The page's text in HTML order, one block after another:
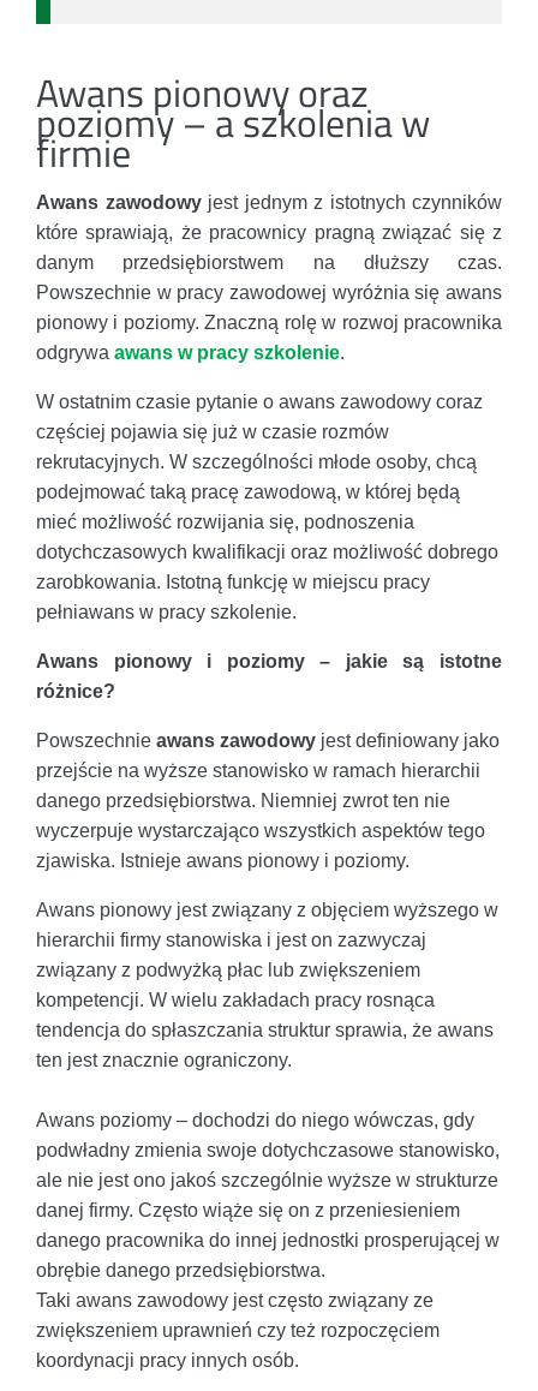
Awans pionowy oraz
poziomy – a szkolenia w
firmie
Awans zawodowyjest jednym z istotnych czynników
które sprawiają, że pracownicy pragną związać się z
danym przedsiębiorstwem na dłuższy czas.
Powszechnie w pracy zawodowej wyróżnia się awans
pionowy i poziomy. Znaczną rolę w rozwoj pracownika
odgrywa awans w pracy szkolenie.
W ostatnim czasie pytanie o awans zawodowy coraz
częściej pojawia się już w czasie rozmów
rekrutacyjnych. W szczególności młode osoby, chcą
podejmować taką pracę zawodową, w której będą
mieć możliwość rozwijania się, podnoszenia
dotychczasowych kwalifikacji oraz możliwość dobrego
zarobkowania. Istotną funkcję w miejscu pracy
pełniawans w pracy szkolenie.
Awans pionowy i poziomy – jakie są istotne
różnice?
Powszechnie awans zawodowy jest definiowany jako
przejście na wyższe stanowisko w ramach hierarchii
danego przedsiębiorstwa. Niemniej zwrot ten nie
wyczerpuje wystarczająco wszystkich aspektów tego
zjawiska. Istnieje awans pionowy i poziomy.
Awans pionowy jest związany z objęciem wyższego w
hierarchii firmy stanowiska i jest on zazwyczaj
związany z podwyżką płac lub zwiększeniem
kompetencji. W wielu zakładach pracy rosnąca
tendencja do spłaszczania struktur sprawia, że awans
ten jest znacznie ograniczony.
Awans poziomy – dochodzi do niego wówczas, gdy
podwładny zmienia swoje dotychczasowe stanowisko,
ale nie jest ono jakoś szczególnie wyższe w strukturze
danej firmy. Często wiąże się on z przeniesieniem
danego pracownika do innej jednostki prosperującej w
obrębie danego przedsiębiorstwa.
Taki awans zawodowy jest często związany ze
zwiększeniem uprawnień czy też rozpoczęciem
koordynacji pracy innych osób.